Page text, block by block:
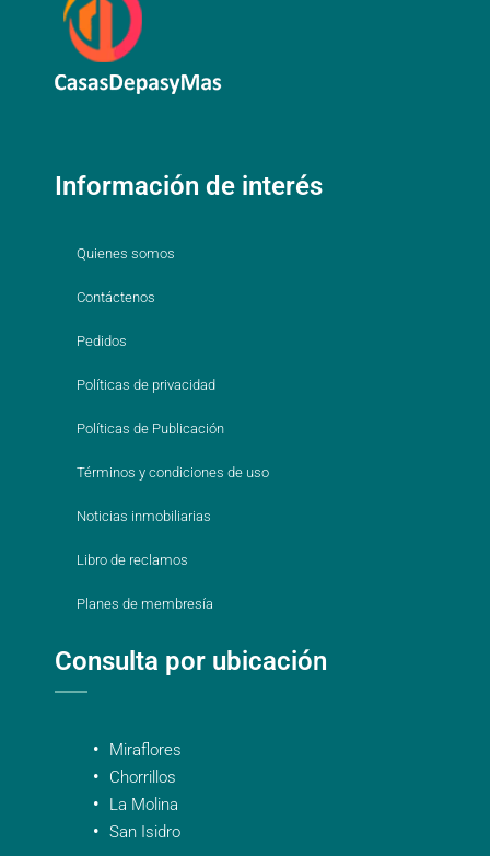
Información de interés
Quienes somos
Contáctenos
Pedidos
Políticas de privacidad
Políticas de Publicación
Términos y condiciones de uso
Noticias inmobiliarias
Libro de reclamos
Planes de membresía
Consulta por ubicación
Miraflores
Chorrillos
La Molina
San Isidro